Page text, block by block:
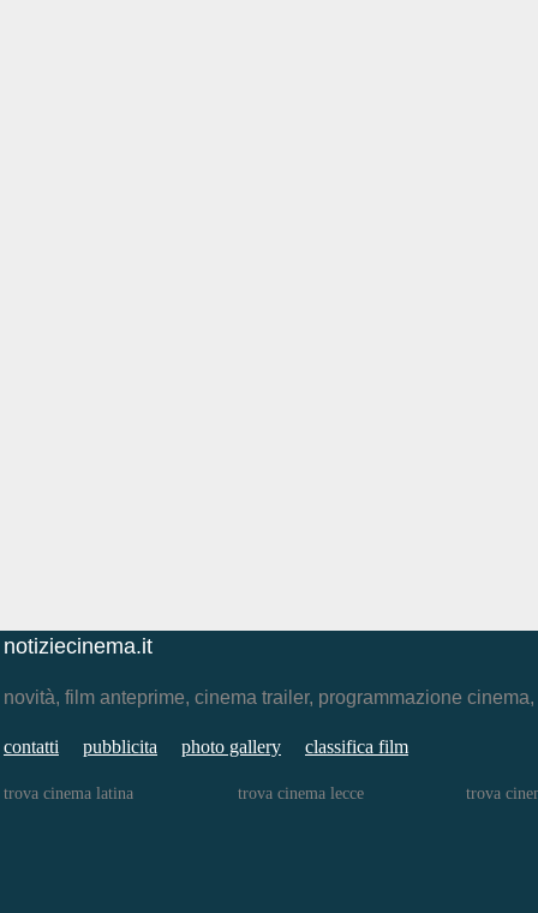
notiziecinema.it
novità, film anteprime, cinema trailer, programmazione
contatti pubblicita photo gallery classifica film
trova cinema latina trova cinema lecce trova